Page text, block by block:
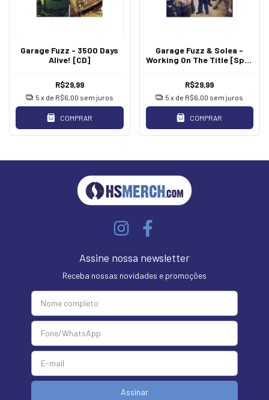
Garage Fuzz - 3500 Days
Alive! [CD]
R$29,99
5 x de R$6,00 sem juros
COMPRAR
Garage Fuzz & Solea -
Working On The Title [Split
R$29,99
5 x de R$6,00 sem juros
COMPRAR
Assine nossa newsletter
Receba nossas novidades e promoções